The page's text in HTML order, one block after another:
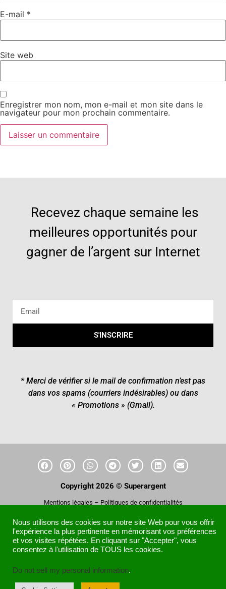
E-mail *
Site web
Enregistrer mon nom, mon e-mail et mon site dans le
navigateur pour mon prochain commentaire.
Recevez chaque semaine les
meilleures opportunités pour
gagner de l’argent sur Internet
S'INSCRIRE
* Merci de vérifier si le mail de confirmation n’est pas
dans vos spams (courriers indésirables) ou dans
« Promotions » (Gmail).
Copyright 2026 © Superargent
Mentions légales – Politiques de confidentialités
Nous utilisons des cookies sur notre site Web pour vous offrir
l'expérience la plus pertinente en mémorisant vos préférences
et vos visites répétées. En cliquant sur "Accepter", vous
consentez à l'utilisation de TOUS les cookies.
Do not sell my personal information.